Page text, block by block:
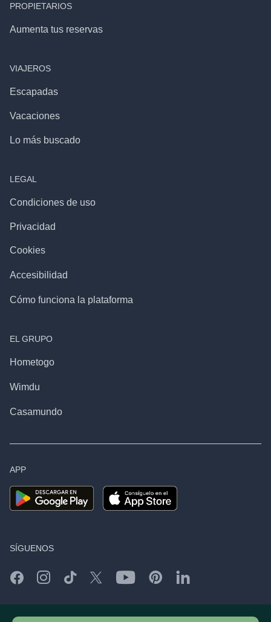
PROPIETARIOS
Aumenta tus reservas
VIAJEROS
Escapadas
Vacaciones
Lo más buscado
LEGAL
Condiciones de uso
Privacidad
Cookies
Accesibilidad
Cómo funciona la plataforma
EL GRUPO
Hometogo
Wimdu
Casamundo
APP
SÍGUENOS